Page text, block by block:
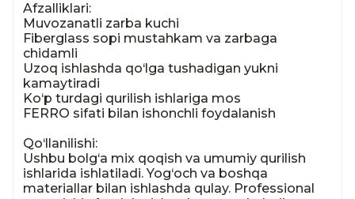
Afzalliklari:
Muvozanatli zarba kuchi
Fiberglass sopi mustahkam va zarbaga
chidamli
Uzoq ishlashda qo‘lga tushadigan yukni
kamaytiradi
Ko‘p turdagi qurilish ishlariga mos
FERRO sifati bilan ishonchli foydalanish
Qo‘llanilishi:
Ushbu bolg‘a mix qoqish va umumiy qurilish
ishlarida ishlatiladi. Yog‘och va boshqa
materiallar bilan ishlashda qulay. Professional